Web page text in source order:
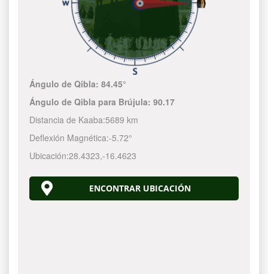
Ángulo de Qibla:84.45°
Ángulo de Qibla para Brújula:90.17
Distancia de Kaaba:5689 km
Deflexión Magnética:-5.72°
Ubicación:28.4323,-16.4623
ENCONTRAR UBICACIÓN